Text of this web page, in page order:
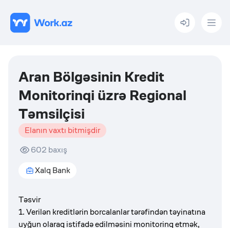
Menu
Aran Bölgəsinin Kredit
Monitorinqi üzrə Regional
Təmsilçisi
Elanın vaxtı bitmişdir
602 baxış
Xalq Bank
Təsvir
1. Verilən kreditlərin borcalanlar tərəfindən təyinatına
uyğun olaraq istifadə edilməsini monitorinq etmək,